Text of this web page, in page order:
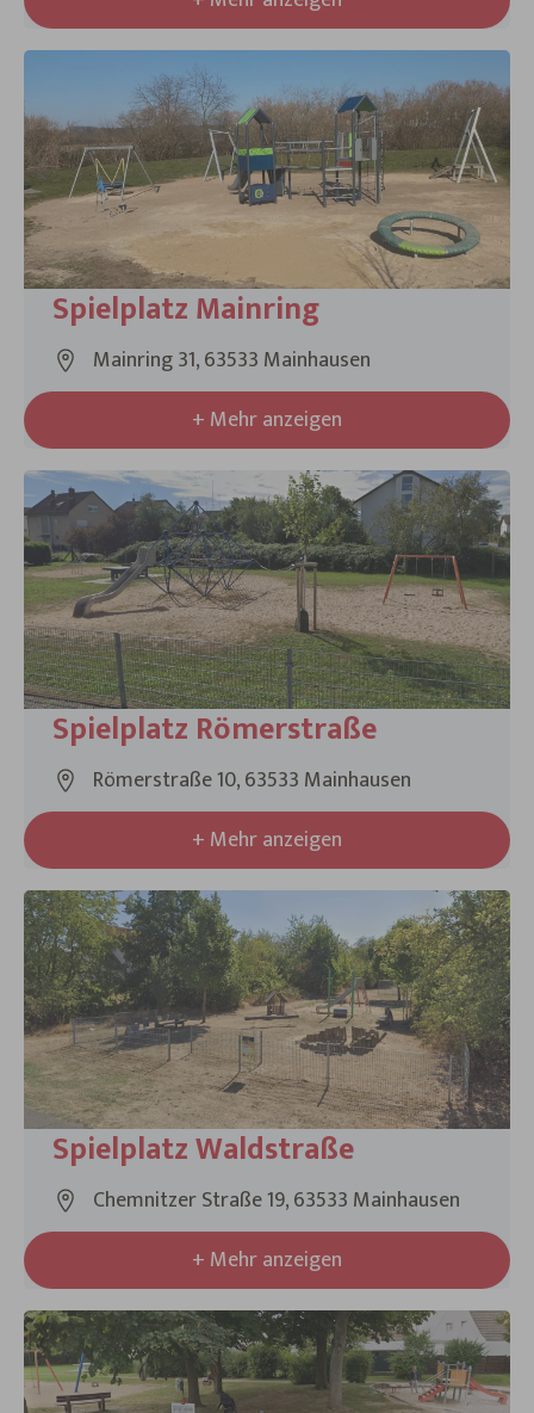
Spielplatz Mainring
Mainring 31, 63533 Mainhausen
+ Mehr anzeigen
Spielplatz Römerstraße
Römerstraße 10, 63533 Mainhausen
+ Mehr anzeigen
Spielplatz Waldstraße
Chemnitzer Straße 19, 63533 Mainhausen
+ Mehr anzeigen